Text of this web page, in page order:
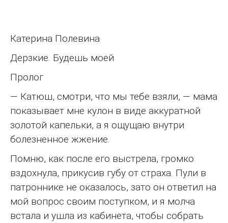
Катерина Полевина
Дерзкие. Будешь моей
Пролог
— Катюш, смотри, что мы тебе взяли, — мама
показывает мне кулон в виде аккуратной
золотой капельки, а я ощущаю внутри
болезненное жжение.
Помню, как после его выстрела, громко
вздохнула, прикусив губу от страха. Пули в
патроннике не оказалось, зато он ответил на
мой вопрос своим поступком, и я молча
встала и ушла из кабинета, чтобы собрать